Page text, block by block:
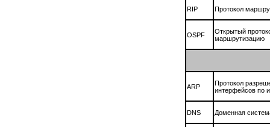
RIP Протокол
OSPF
Открытый
маршрутизацию
ARP
Протокол
интерфейсов по
DNS Доменная